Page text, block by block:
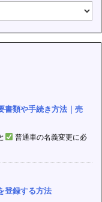
書類や手続き方法｜売
普通車の名義変更に必
登録する方法